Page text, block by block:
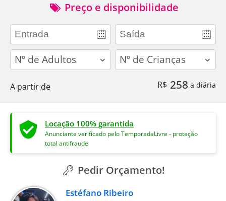
Preço e disponibilidade
adults children
A partir de R$ 258 a diária
Locação 100% garantida
Anunciante verificado pelo TemporadaLivre - proteção
total antifraude
Pedir Orçamento!
Estéfano Ribeiro